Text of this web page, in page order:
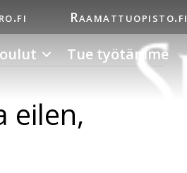
Raamattuopisto.fi
Tue työtämme
eilen,